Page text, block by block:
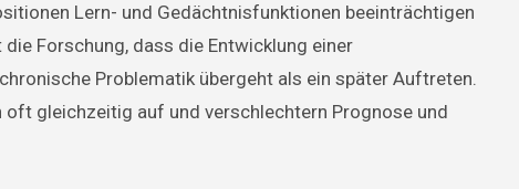
Lern- und Gedächtnisfunktionen beeinträchtigen
Forschung, dass die Entwicklung einer
Problematik übergeht als ein später Auftreten.
gleichzeitig auf und verschlechtern Prognose und